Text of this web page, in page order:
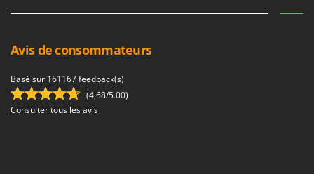
Avis de consommateurs
Basé sur 161167 feedback(s)
(4,68/5.00)
Consulter tous les avis